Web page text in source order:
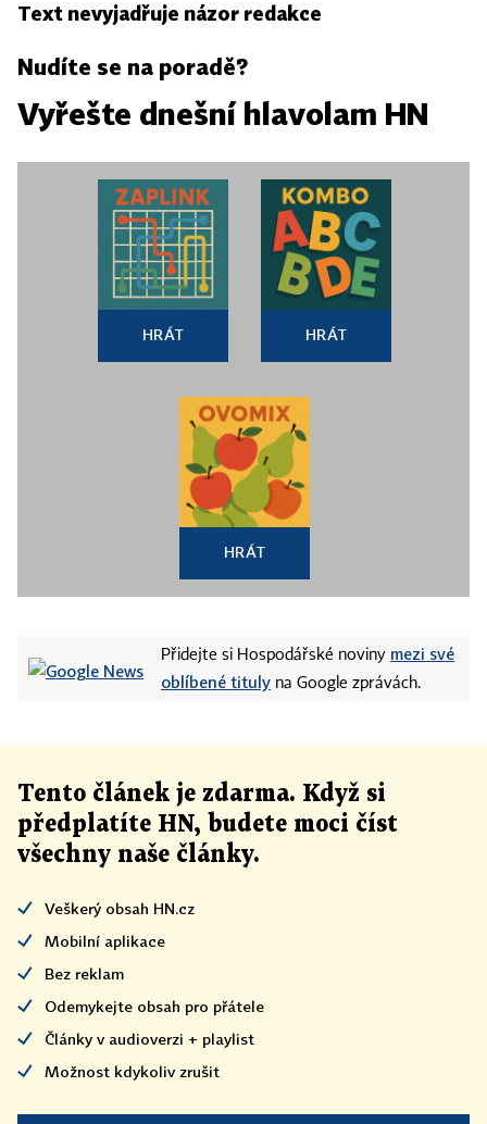
Text nevyjadřuje názor redakce
Nudíte se na poradě?
Vyřešte dnešní hlavolam HN
HRÁT HRÁT
HRÁT
Přidejte si Hospodářské noviny mezi své
oblíbené tituly na Google zprávách.
Tento článek je zdarma. Když si
předplatíte HN, budete moci číst
všechny naše články.
Veškerý obsah HN.cz
Mobilní aplikace
Bez reklam
Odemykejte obsah pro přátele
Články v audioverzi + playlist
Možnost kdykoliv zrušit